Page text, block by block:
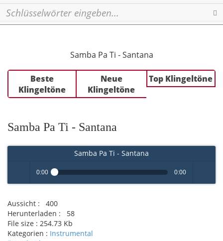
Samba Pa Ti - Santana
Beste
Klingeltöne
Neue
Klingeltöne
Top Klingeltöne
Samba Pa Ti - Santana
Samba Pa Ti - Santana
Play /
0:00 0:00
Aussicht :
400
Herunterladen :
58
File size : 254.73 Kb
Kategorien : Instrumental